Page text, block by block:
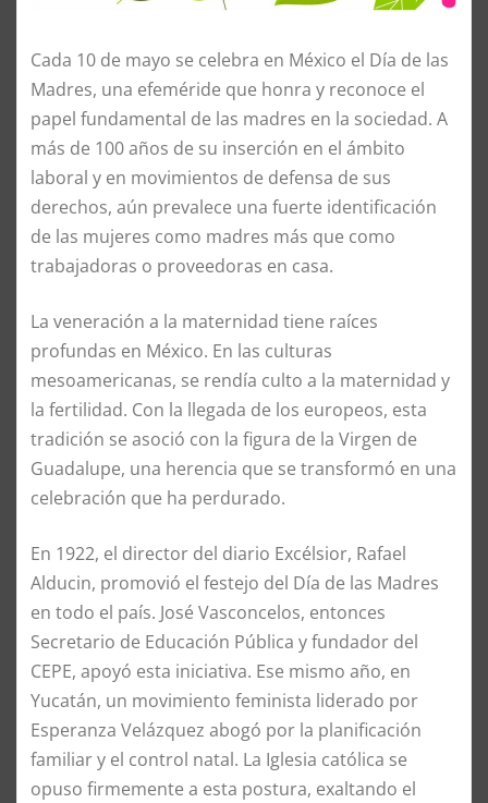
Cada 10 de mayo se celebra en México el Día de las
Madres, una efeméride que honra y reconoce el
papel fundamental de las madres en la sociedad. A
más de 100 años de su inserción en el ámbito
laboral y en movimientos de defensa de sus
derechos, aún prevalece una fuerte identificación
de las mujeres como madres más que como
trabajadoras o proveedoras en casa.
La veneración a la maternidad tiene raíces
profundas en México. En las culturas
mesoamericanas, se rendía culto a la maternidad y
la fertilidad. Con la llegada de los europeos, esta
tradición se asoció con la figura de la Virgen de
Guadalupe, una herencia que se transformó en una
celebración que ha perdurado.
En 1922, el director del diario Excélsior, Rafael
Alducin, promovió el festejo del Día de las Madres
en todo el país. José Vasconcelos, entonces
Secretario de Educación Pública y fundador del
CEPE, apoyó esta iniciativa. Ese mismo año, en
Yucatán, un movimiento feminista liderado por
Esperanza Velázquez abogó por la planificación
familiar y el control natal. La Iglesia católica se
opuso firmemente a esta postura, exaltando el